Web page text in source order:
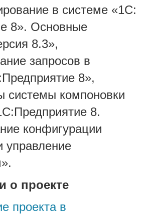
в системе «1С:
8». Основные
8.3»,
запросов в
8»,
системы компоновки
8.
конфигурации
управление
о проекте
проекта в